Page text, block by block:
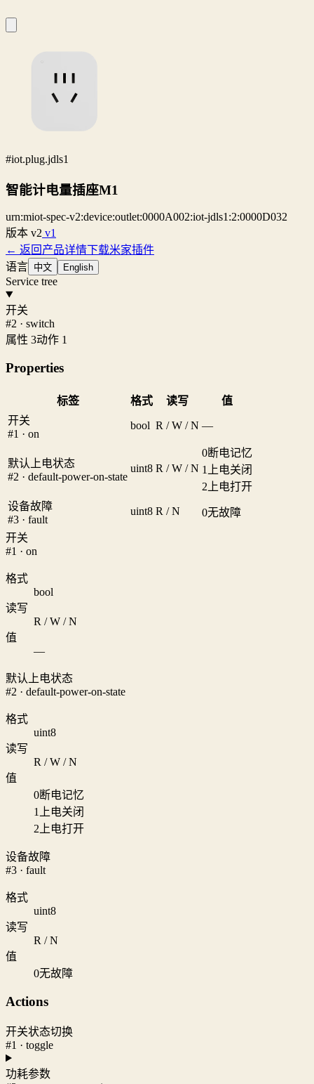
#iot.plug.jdls1
智能计电量插座M1
urn:miot-spec-v2:device:outlet:0000A002:iot-jdls1:2:0000D032
版本 v2 v1
← 返回产品详情下载米家插件
语言 中文 English
Service tree
开关
#2 · switch
属性 3动作 1
Properties
标签 格式 读写
值
开关
#1 · on
bool R / W / N —
默认上电状态
#2 · default-power-on-state
uint8 R / W / N
0断电记忆
1
上电关闭
2 上电打开
设备故障
#3 · fault
uint8 R / N 0无故障
开关
#1 · on
格式
bool
读写
R / W / N
值
—
默认上电状态
#2 · default-power-on-state
格式
uint8
读写
R / W / N
值
0断电记忆
1
上电关闭
2 上电打开
设备故障
#3 · fault
格式
uint8
读写
R / N
值
0无故障
Actions
开关状态切换
#1 · toggle
功耗参数